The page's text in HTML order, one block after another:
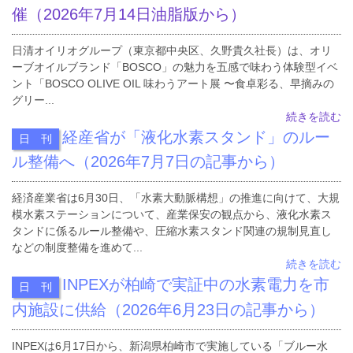
催（2026年7月14日油脂版から）
日清オイリオグループ（東京都中央区、久野貴久社長）は、オリ
ーブオイルブランド「BOSCO」の魅力を五感で味わう体験型イベ
ント「BOSCO OLIVE OIL 味わうアート展 〜食卓彩る、早摘みの
グリー...
続きを読む
日 刊
経産省が「液化水素スタンド」のルー
ル整備へ（2026年7月7日の記事から）
経済産業省は6月30日、「水素大動脈構想」の推進に向けて、大規
模水素ステーションについて、産業保安の観点から、液化水素ス
タンドに係るルール整備や、圧縮水素スタンド関連の規制見直し
などの制度整備を進めて...
続きを読む
日 刊
INPEXが柏崎で実証中の水素電力を市
内施設に供給（2026年6月23日の記事から）
INPEXは6月17日から、新潟県柏崎市で実施している「ブルー水